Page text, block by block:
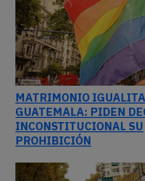
MATRIMONIO
GUATEMALA: PIDEN
INCONSTITUCIONAL SU
PROHIBICIÓN